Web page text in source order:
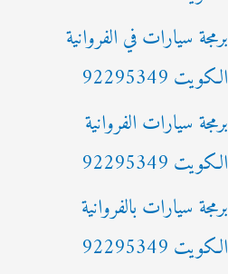
:برمجة سيارات في الفروانية
الكويت 92295349
برمجة سيارات الفروانية
الكويت 92295349
برمجة سيارات بالفروانية
الكويت 92295349